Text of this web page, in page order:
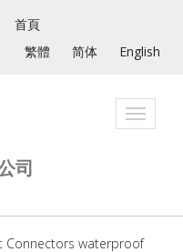
首頁
繁體
简体 English
Toggle
司
Connectors waterproof